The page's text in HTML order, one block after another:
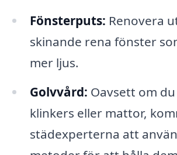
Fönsterputs: Renovera
skinande rena fönster
mer ljus.
Golvvård: Oavsett om
klinkers eller mattor,
städexperterna att